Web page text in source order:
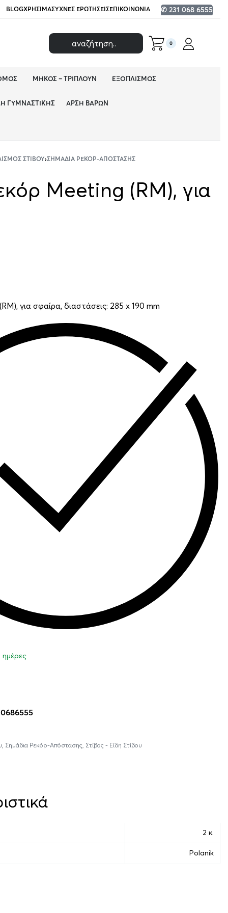
BLOGΧΡΉΣΙΜΑΣΥΧΝΈΣ ΕΡΩΤΉΣΕΙΣΕΠΙΚΟΙΝΩΝΊΑ ✆ 231 068 6555
0
ΜΉΚΟΣ – ΤΡΙΠΛΟΎΝ ΕΞΟΠΛΙΣΜΌΣ
ΓΥΜΝΑΣΤΙΚΉΣ ΆΡΣΗ ΒΑΡΏΝ
ΣΤΊΒΟΥ›ΣΗΜΆΔΙΑ ΡΕΚΌΡ-ΑΠΌΣΤΑΣΗΣ
Meeting (RM), για
για σφαίρα, διαστάσεις: 285 x 190 mm
ημέρες
Σημάδια Ρεκόρ-Απόστασης Στίβος - Είδη Στίβου
2 κ.
Polanik